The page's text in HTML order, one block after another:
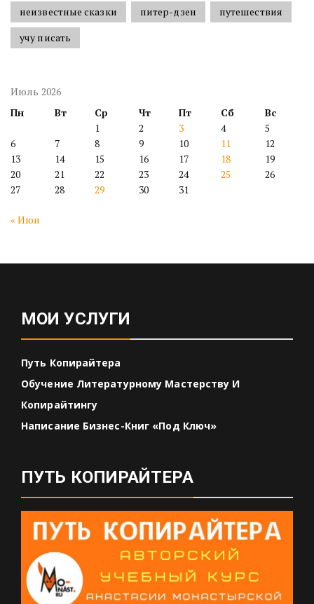
неизвестные сказки
питер-дзен
путешествия
учу писать
Июль 2026
Пн
Вт Ср Чт Пт Сб
Вс
1
2 3 4
5
6
7 8 9 10 11
12
13
14 15 16 17 18
19
20
21 22 23 24 25
26
27
28 29 30 31
« Июн
МОИ УСЛУГИ
Путь Копирайтера
Обучение Литературному Мастерству И
Копирайтингу
Написание Бизнес-Книг «под Ключ»
ПУТЬ КОПИРАЙТЕРА